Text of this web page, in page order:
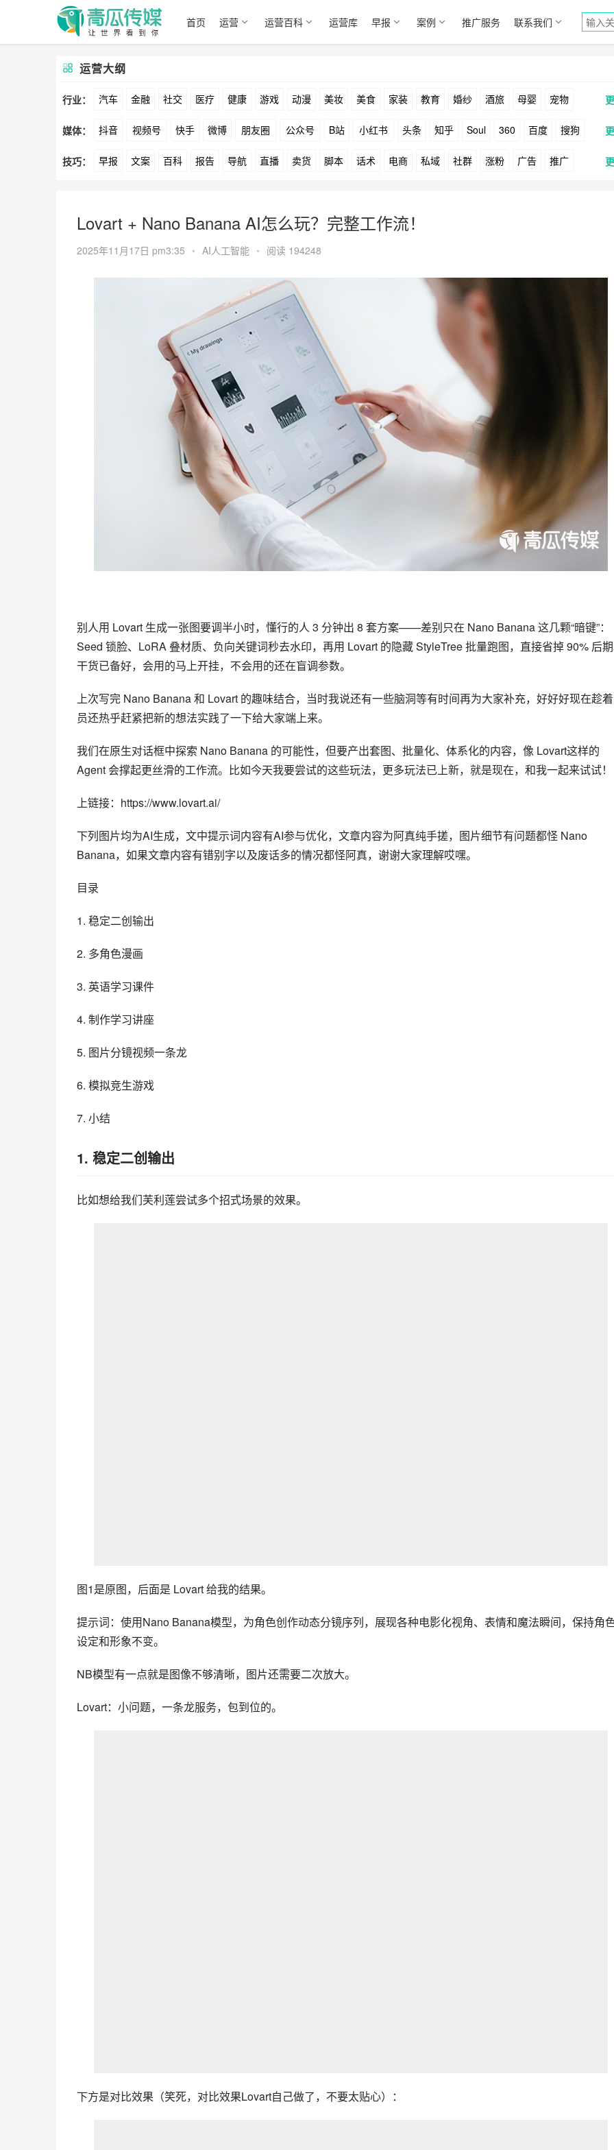
首页 运营 运营百科 运营库 早报 案例 推广服务 联系我们
运营大纲
行业： 汽车 金融 社交 医疗 健康 游戏 动漫 美妆 美食 家装 教育 婚纱 酒旅 母婴 宠物
文娱 跨境 科技 广告 元宇宙 房地产
媒体： 抖音 视频号 快手 微博 朋友圈 公众号 B站 小红书 头条 知乎 Soul 360 百度 搜狗
爱奇艺 美柚 美图 最右 神马 谷歌 Facebook Tiktok YouTube Yahoo Bing
技巧： 早报 文案 百科 报告 导航 直播 卖货 脚本 话术 电商 私域 社群 涨粉 广告 推广
Lovart + Nano Banana AI怎么玩？完整工作流！
2025年11月17日 pm3:35 • AI人工智能 • 阅读 194248
别人用 Lovart 生成一张图要调半小时，懂行的人 3 分钟出 8 套方案——差别只在 Nano Banana 这几颗“暗键”：
Seed 锁脸、LoRA 叠材质、负向关键词秒去水印，再用 Lovart 的隐藏 StyleTree 批量跑图，直接省掉 90% 后
干货已备好，会用的马上开挂，不会用的还在盲调参数。
上次写完 Nano Banana 和 Lovart 的趣味结合，当时我说还有一些脑洞等有时间再为大家补充，好好好现在趁
员还热乎赶紧把新的想法实践了一下给大家端上来。
我们在原生对话框中探索 Nano Banana 的可能性，但要产出套图、批量化、体系化的内容，像 Lovart这样的
Agent 会撑起更丝滑的工作流。比如今天我要尝试的这些玩法，更多玩法已上新，就是现在，和我一起来试试！
上链接：https://www.lovart.ai/
下列图片均为AI生成，文中提示词内容有AI参与优化，文章内容为阿真纯手搓，图片细节有问题都怪 Nano
Banana，如果文章内容有错别字以及废话多的情况都怪阿真，谢谢大家理解哎嘿。
目录
1. 稳定二创输出
2. 多角色漫画
3. 英语学习课件
4. 制作学习讲座
5. 图片分镜视频一条龙
6. 模拟竞生游戏
7. 小结
1. 稳定二创输出
比如想给我们芙利莲尝试多个招式场景的效果。
图1是原图，后面是 Lovart 给我的结果。
提示词：使用Nano Banana模型，为角色创作动态分镜序列，展现各种电影化视角、表情和魔法瞬间，保持角
设定和形象不变。
NB模型有一点就是图像不够清晰，图片还需要二次放大。
Lovart：小问题，一条龙服务，包到位的。